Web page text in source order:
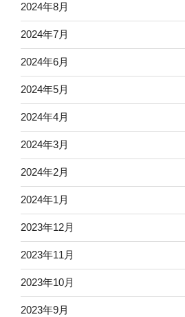
2024年8月
2024年7月
2024年6月
2024年5月
2024年4月
2024年3月
2024年2月
2024年1月
2023年12月
2023年11月
2023年10月
2023年9月